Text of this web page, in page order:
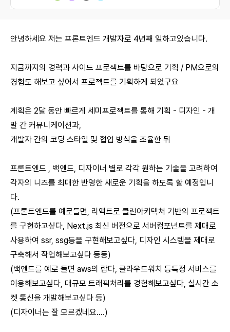
안녕하세요 저는 프론트엔드 개발자로 4년째 일하고있습니다.
지금까지의 경력과 사이드 프로젝트를 바탕으로 기획 / PM으로의
경험도 해보고 싶어서 프로젝트를 기획하게 되었구요
계획은 2달 동안 빠르게 세미프로젝트를 통해 기획 - 디자인 - 개
발 간 커뮤니케이션과,
개발자 간의 코딩 스타일 및 협업 방식을 조율한 뒤
프론트엔드 , 백엔드, 디자이너 별로 각각 원하는 기술을 고려하여
각자의 니즈를 최대한 반영한 새로운 기획을 하도록 할 예정입니
다.
(프론트엔드를 예로들면, 리액트로 클린아키텍처 기반의 프로젝트
를 구현하고싶다, Next.js 최신 버전으로 서버컴포넌트를 제대로
사용하여 ssr, ssg등을 구현해보고싶다, 디자인 시스템을 제대로
구축해서 작업해보고싶다 등등)
(백엔드를 예로 들면 aws의 람다, 클라우드워치 등특정 서비스를
이용해보고싶다, 대규모 트래픽처리를 경험해보고싶다, 실시간 소
켓 통신을 개발해보고싶다 등)
(디자이너는 잘 모르겠네요....)